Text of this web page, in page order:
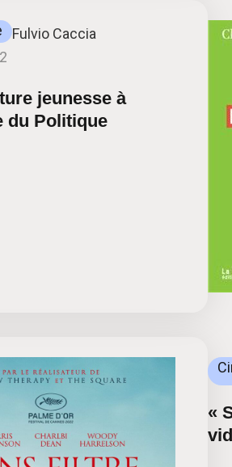
Fulvio Caccia
jeunesse à
du Politique
«